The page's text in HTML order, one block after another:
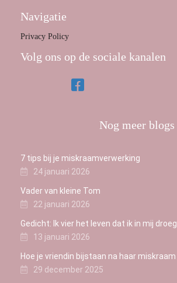
Navigatie
Privacy Policy
Volg ons op de sociale kanalen
Nog meer blogs
7 tips bij je miskraamverwerking
24 januari 2026
Vader van kleine Tom
22 januari 2026
Gedicht: Ik vier het leven dat ik in mij droeg
13 januari 2026
Hoe je vriendin bijstaan na haar miskraam
29 december 2025